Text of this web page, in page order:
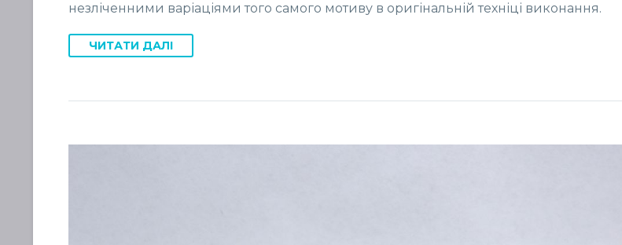
незліченними варіаціями того самого мотиву в оригінальній техніці виконання.
ЧИТАТИ ДАЛІ